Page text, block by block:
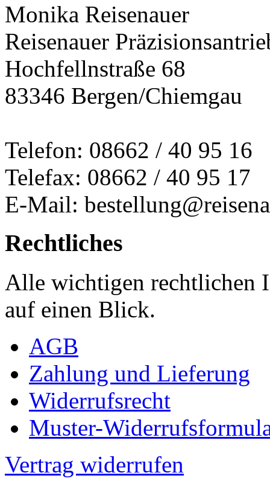
Monika Reisenauer
Reisenauer
Hochfellnstraße 68
83346 Bergen/Chiemgau
Telefon: 08662 / 40 95 16
Telefax: 08662 / 40 95 17
E-Mail:
Rechtliches
Alle wichtigen rechtlichen
auf einen Blick.
AGB
Zahlung und Lieferung
Widerrufsrecht
Muster-
Vertrag widerrufen